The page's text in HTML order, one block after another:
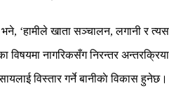
खाता सञ्चालन, लगानी र
नागरिकसँग निरन्तर
विस्तार गर्ने बानीकाे विकास हुनेछ।